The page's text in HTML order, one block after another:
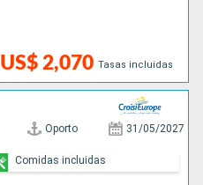
US$ 2,070 Tasas incluidas
Oporto 31/05/2027
Comidas incluidas